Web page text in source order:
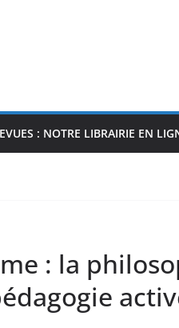
: NOTRE LIBRAIRIE EN
: la